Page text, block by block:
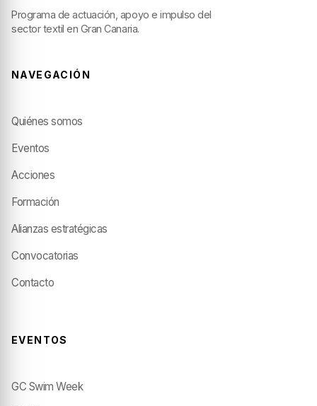
Programa de actuación, apoyo e impulso del
sector textil en Gran Canaria.
NAVEGACIÓN
Quiénes somos
Eventos
Acciones
Formación
Alianzas estratégicas
Convocatorias
Contacto
EVENTOS
GC Swim Week